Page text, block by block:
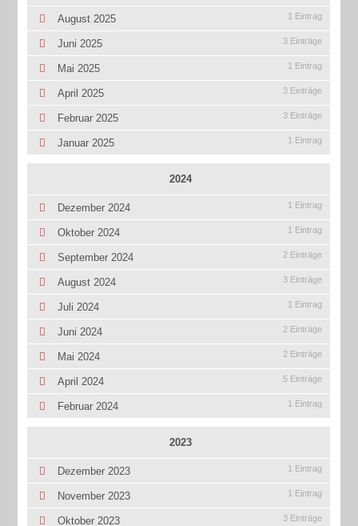
August 2025 1 Eintrag
Juni 2025 3 Einträge
Mai 2025 1 Eintrag
April 2025 3 Einträge
Februar 2025 3 Einträge
Januar 2025 1 Eintrag
2024
Dezember 2024 1 Eintrag
Oktober 2024 1 Eintrag
September 2024 2 Einträge
August 2024 3 Einträge
Juli 2024 1 Eintrag
Juni 2024 2 Einträge
Mai 2024 2 Einträge
April 2024 5 Einträge
Februar 2024 1 Eintrag
2023
Dezember 2023 1 Eintrag
November 2023 1 Eintrag
Oktober 2023 3 Einträge